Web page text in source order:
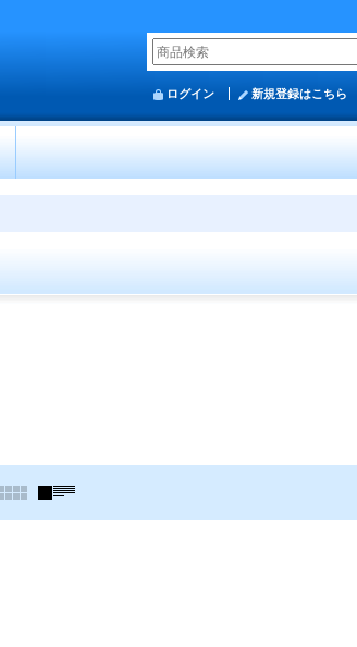
ログイン 新規登録はこちら